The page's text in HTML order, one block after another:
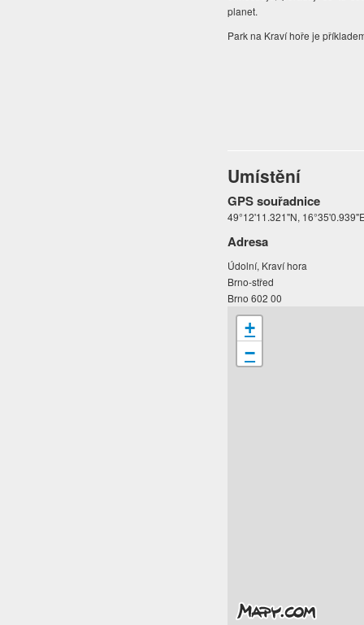
planet.
Park na Kraví hoře je
Umístění
GPS souřadnice
49°12'11.321"N,
Adresa
Údolní, Kraví hora
Brno-střed
Brno 602 00
+
−